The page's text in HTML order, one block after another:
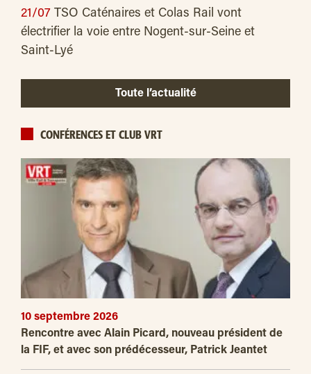
21/07 TSO Caténaires et Colas Rail vont
électrifier la voie entre Nogent-sur-Seine et
Saint-Lyé
Toute l’actualité
CONFÉRENCES ET CLUB VRT
10 septembre 2026
Rencontre avec Alain Picard, nouveau président de
la FIF, et avec son prédécesseur, Patrick Jeantet